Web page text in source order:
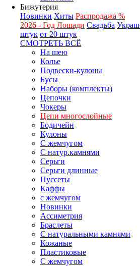
Бижутерия
Новинки Хиты Распродажа %
2026 - Год Лошади Свадьба
штук от 20 штук
СМОТРЕТЬ ВСЁ
На шею
Колье
Подвески-кулоны
Бусы
Наборы (комплекты)
Цепочки
Чокеры
Цепи многослойные
Бодичейн
Кулоны
С жемчугом
С натур.камнями
Серьги
Серьги длинные
Пуссеты
Каффы
с жемчугом
Новинки
Ассиметрия
Браслеты
С натуральными камнями
Кожаные
Пластиковые
С жемчугом